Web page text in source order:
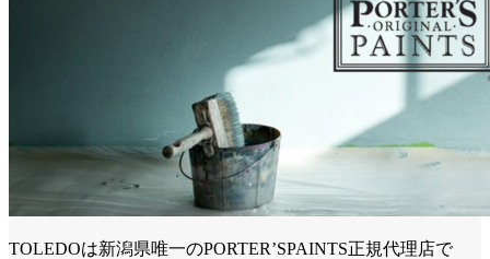
TOLEDOは新潟県唯一のPORTER’SPAINTS正規代理店で